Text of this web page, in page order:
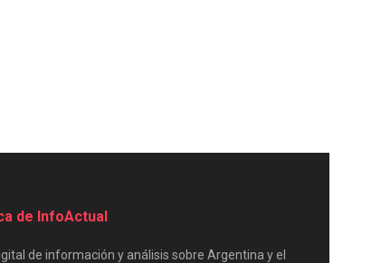
de InfoActual
de información y análisis sobre Argentina y el